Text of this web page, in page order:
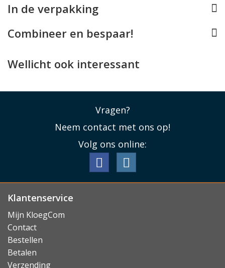
gebruiken blijft.
Handige functionaliteit
De Xiaomi Redmi A7 Pro case beschikt over 3 vakjes
worden, zodat u het toestel in een handomdraai
zelfstandig rechtop kunt zetten.
Lees minder
In de verpakking
Combineer en bespaar!
Wellicht ook interessant
Vragen?
Neem contact met ons op!
Volg ons online:
Klantenservice
Mijn KloegCom
Contact
Bestellen
Betalen
Verzending